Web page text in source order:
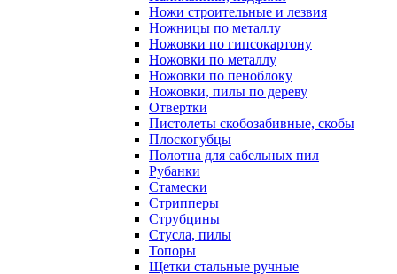
Ножи строительные и лезвия
Ножницы по металлу
Ножовки по гипсокартону
Ножовки по металлу
Ножовки по пеноблоку
Ножовки, пилы по дереву
Отвертки
Пистолеты скобозабивные, скобы
Плоскогубцы
Полотна для сабельных пил
Рубанки
Стамески
Стрипперы
Струбцины
Стусла, пилы
Топоры
Щетки стальные ручные